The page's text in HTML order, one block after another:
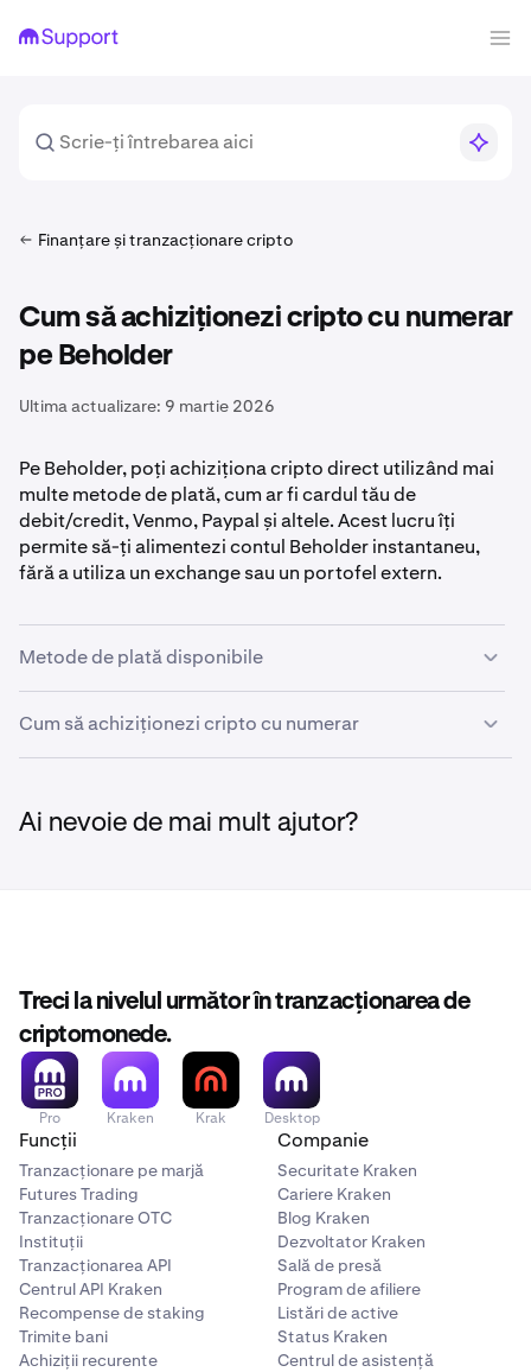
Finanțare și tranzacționare cripto
Cum să achiziționezi cripto cu numerar
pe Beholder
Ultima actualizare: 9 martie 2026
Pe Beholder, poți achiziționa cripto direct utilizând mai
multe metode de plată, cum ar fi cardul tău de
debit/credit, Venmo, Paypal și altele. Acest lucru îți
permite să-ți alimentezi contul Beholder instantaneu,
fără a utiliza un exchange sau un portofel extern.
Metode de plată disponibile
• Card de debit
• Card de credit
Cum să achiziționezi cripto cu numerar
2 Selectează-ți moneda de cheltuit, aceasta fiind
moneda fiat pe care ai dori să o utilizezi. Cum ar fi
USD, EUR, GBP și altele. Apoi introdu suma pe care ai
dori să o cheltuiești.
Ai nevoie de mai mult ajutor?
Treci la nivelul următor în tranzacționarea de
criptomonede.
Pro Kraken Krak Desktop
Funcții
Tranzacționare pe marjă
Futures Trading
Tranzacționare OTC
Instituții
Tranzacționarea API
Centrul API Kraken
Recompense de staking
Trimite bani
Achiziții recurente
Companie
Securitate Kraken
Cariere Kraken
Blog Kraken
Dezvoltator Kraken
Sală de presă
Program de afiliere
Listări de active
Status Kraken
Centrul de asistență